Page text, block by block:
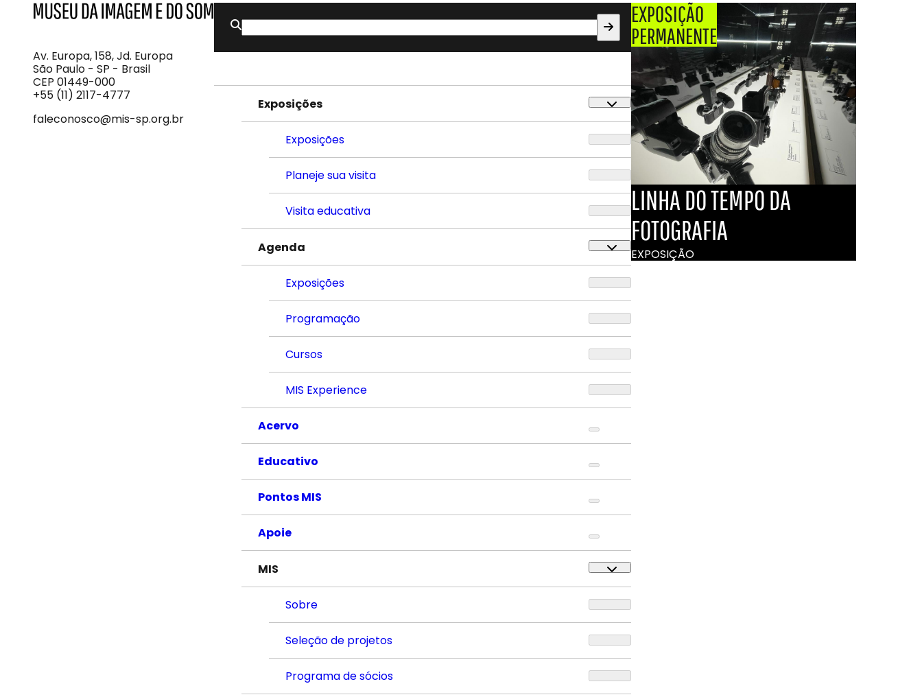
Imagem
e
do
Som
Av. Europa, 158, Jd. Europa
São Paulo - SP - Brasil
CEP 01449-000
+55 (11) 2117-4777
faleconosco@mis-sp.org.br
Buscar
por:
Exposições
Exposições
Planeje sua visita
Visita educativa
Agenda
Exposições
Programação
Cursos
MIS Experience
Acervo
Educativo
Pontos MIS
Apoie
MIS
Sobre
Seleção de projetos
Programa de sócios
EXPOSIÇÃO
PERMANENTE
LINHA DO TEMPO DA
FOTOGRAFIA
EXPOSIÇÃO